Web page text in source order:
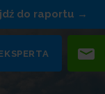
do raportu